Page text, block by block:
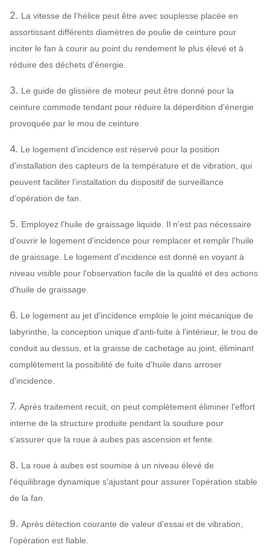
2. La vitesse de l'hélice peut être avec souplesse placée en
assortissant différents diamètres de poulie de ceinture pour
inciter le fan à courir au point du rendement le plus élevé et à
réduire des déchets d'énergie.
3. Le guide de glissière de moteur peut être donné pour la
ceinture commode tendant pour réduire la déperdition d'énergie
provoquée par le mou de ceinture.
4. Le logement d'incidence est réservé pour la position
d'installation des capteurs de la température et de vibration, qui
peuvent faciliter l'installation du dispositif de surveillance
d'opération de fan.
5. Employez l'huile de graissage liquide. Il n'est pas nécessaire
d'ouvrir le logement d'incidence pour remplacer et remplir l'huile
de graissage. Le logement d'incidence est donné en voyant à
niveau visible pour l'observation facile de la qualité et des actions
d'huile de graissage.
6. Le logement au jet d'incidence emploie le joint mécanique de
labyrinthe, la conception unique d'anti-fuite à l'intérieur, le trou de
conduit au dessus, et la graisse de cachetage au joint, éliminant
complètement la possibilité de fuite d'huile dans arroser
d'incidence.
7. Après traitement recuit, on peut complètement éliminer l'effort
interne de la structure produite pendant la soudure pour
s'assurer que la roue à aubes pas ascension et fente.
8. La roue à aubes est soumise à un niveau élevé de
l'équilibrage dynamique s'ajustant pour assurer l'opération stable
de la fan.
9. Après détection courante de valeur d'essai et de vibration,
l'opération est fiable.